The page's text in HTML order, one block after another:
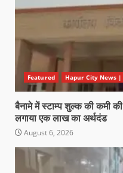
Featured Hapur City News ||
बैनामे में स्टाम्प शुल्क की कमी
लगाया एक लाख का अर्थदंड
August 6, 2026